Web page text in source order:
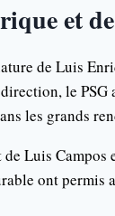
et
de Luis
le
les grands
Luis
ont permis